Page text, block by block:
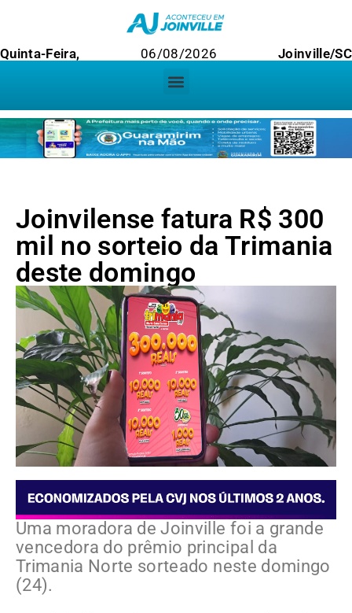
Quinta-Feira, 06/08/2026 Joinville/SC
Joinvilense fatura R$ 300
mil no sorteio da Trimania
deste domingo
Uma moradora de Joinville foi a grande
vencedora do prêmio principal da
Trimania Norte sorteado neste domingo
(24).